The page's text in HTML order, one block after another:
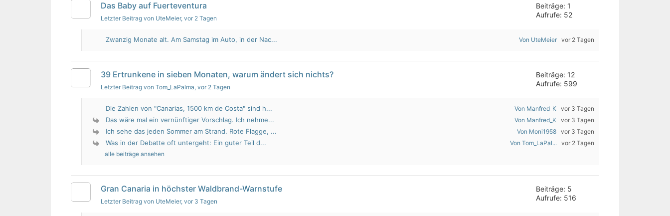
Das Baby auf Fuerteventura
Letzter Beitrag von UteMeier, vor 2 Tagen
Beiträge: 1
Aufrufe: 52
Zwanzig Monate alt. Am Samstag im Auto, in der Nac... Von UteMeier vor 2 Tagen
39 Ertrunkene in sieben Monaten, warum ändert sich nichts?
Letzter Beitrag von Tom_LaPalma, vor 2 Tagen
Beiträge: 12
Aufrufe: 599
Die Zahlen von "Canarias, 1500 km de Costa" sind h... Von Manfred_K vor 3 Tagen
Das wäre mal ein vernünftiger Vorschlag. Ich nehme... Von Manfred_K vor 3 Tagen
Ich sehe das jeden Sommer am Strand. Rote Flagge, ... Von Moni1958 vor 3 Tagen
Was in der Debatte oft untergeht: Ein guter Teil d... Von Tom_LaPal... vor 2 Tagen
alle beiträge ansehen
Gran Canaria in höchster Waldbrand-Warnstufe
Letzter Beitrag von UteMeier, vor 3 Tagen
Beiträge: 5
Aufrufe: 516